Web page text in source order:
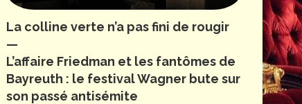
La colline verte n’a pas fini de rougir
—
L’affaire Friedman et les fantômes de
Bayreuth : le festival Wagner bute sur
son passé antisémite